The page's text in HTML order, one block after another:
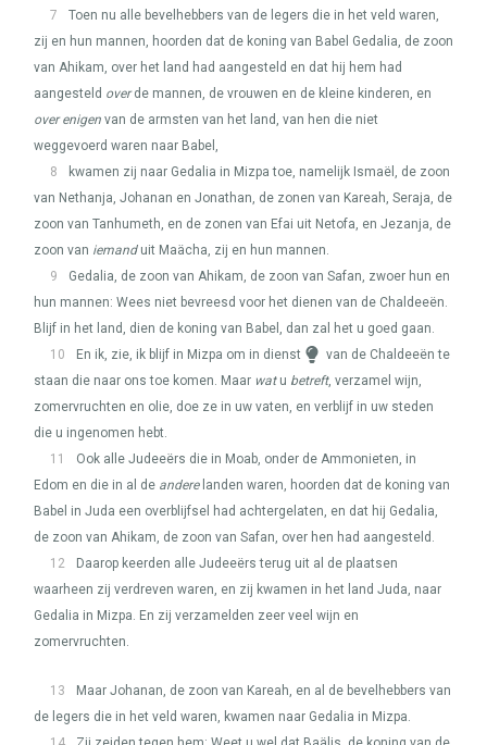
7
Toen nu alle bevelhebbers van de legers die in het veld waren,
zij en hun mannen, hoorden dat de koning van Babel Gedalia, de zoon
van Ahikam, over het land had aangesteld en dat hij hem had
aangesteld overde mannen, de vrouwen en de kleine kinderen, en
over enigen van de armsten van het land, van hen die niet
weggevoerd waren naar Babel,
8
kwamen zij naar Gedalia in Mizpa toe, namelijk Ismaël, de zoon
van Nethanja, Johanan en Jonathan, de zonen van Kareah, Seraja, de
zoon van Tanhumeth, en de zonen van Efai uit Netofa, en Jezanja, de
zoon van iemanduit Maächa, zij en hun mannen.
9
Gedalia, de zoon van Ahikam, de zoon van Safan, zwoer hun en
hun mannen: Wees niet bevreesd voor het dienen van de Chaldeeën.
Blijf in het land, dien de koning van Babel, dan zal het u goed gaan.
10
En ik, zie, ik blijf in Mizpa om in dienst
van de Chaldeeën te
staan die naar ons toe komen. Maar watu betreft, verzamel wijn,
zomervruchten en olie, doe ze in uw vaten, en verblijf in uw steden
die u ingenomen hebt.
11
Ook alle Judeeërs die in Moab, onder de Ammonieten, in
Edom en die in al de anderelanden waren, hoorden dat de koning van
Babel in Juda een overblijfsel had achtergelaten, en dat hij Gedalia,
de zoon van Ahikam, de zoon van Safan, over hen had aangesteld.
12
Daarop keerden alle Judeeërs terug uit al de plaatsen
waarheen zij verdreven waren, en zij kwamen in het land Juda, naar
Gedalia in Mizpa. En zij verzamelden zeer veel wijn en
zomervruchten.
13
Maar Johanan, de zoon van Kareah, en al de bevelhebbers van
de legers die in het veld waren, kwamen naar Gedalia in Mizpa.